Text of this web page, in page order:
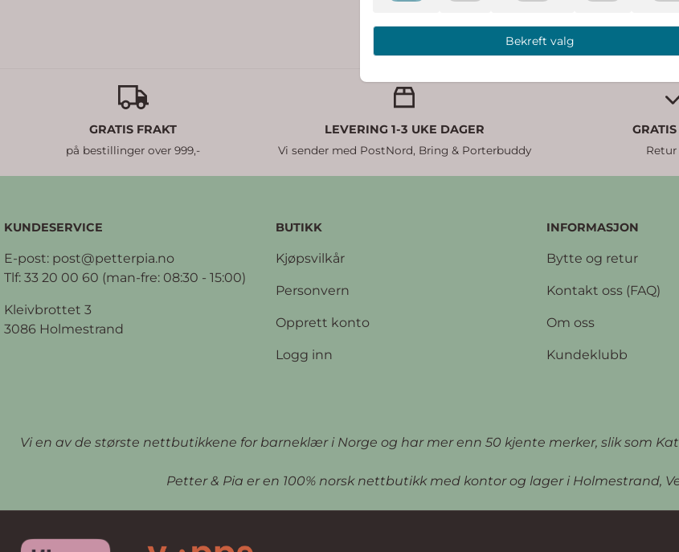
GRATIS FRAKT
på bestillinger over 999,-
LEVERING 1-3 UKE DAGER
Vi sender med PostNord, Bring & Porterbuddy Retur
KUNDESERVICE
E-post: post@petterpia.no
Tlf: 33 20 00 60 (man-fre: 08:30 - 15:00)
Kleivbrottet 3
3086 Holmestrand
BUTIKK
Kjøpsvilkår
Personvern
Opprett konto
Logg inn
INFORMASJON
Bytte og retur
Kontakt oss (FAQ)
Om oss
Kundeklubb
Vi en av de største nettbutikkene for barneklær i Norge og har mer enn 50 kjente merker, slik som
Petter & Pia er en 100% norsk nettbutikk med kontor og lager i Holmestrand,
Bekreft valg